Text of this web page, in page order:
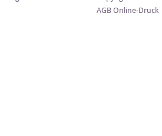
AGB Online-Druck